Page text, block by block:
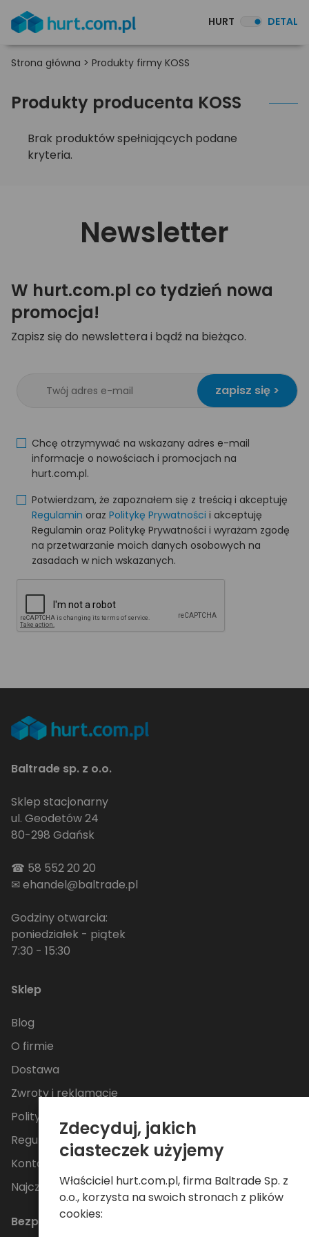
HURT DETAL
Strona główna > Produkty firmy KOSS
Produkty producenta KOSS
Brak produktów spełniających podane
kryteria.
Newsletter
W hurt.com.pl co tydzień nowa
promocja!
Zapisz się do newslettera i bądź na bieżąco.
zapisz się >
Chcę otrzymywać na wskazany adres e-mail
informacje o nowościach i promocjach na
hurt.com.pl.
Potwierdzam, że zapoznałem się z treścią i akceptuję
Regulamin oraz Politykę Prywatności i akceptuję
Regulamin oraz Politykę Prywatności i wyrażam zgodę
na przetwarzanie moich danych osobowych na
zasadach w nich wskazanych.
Baltrade sp. z o.o.
Sklep stacjonarny
ul. Geodetów 24
80-298 Gdańsk
☎ 58 552 20 20
✉ehandel@baltrade.pl
Godziny otwarcia:
poniedziałek - piątek
7:30 - 15:30
Sklep
Blog
O firmie
Dostawa
Zwroty i reklamacje
Polityka Prywatności
Regulamin
Kontakt
Najczęściej zadawane pytania
Bezpieczne płatności
Zdecyduj, jakich
ciasteczek użyjemy
Właściciel hurt.com.pl, firma Baltrade Sp. z
o.o., korzysta na swoich stronach z plików
cookies: